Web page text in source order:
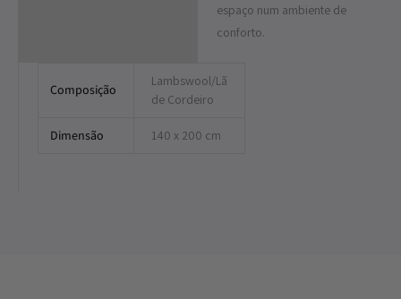
espaço num ambiente de
conforto.
Composição
Lambswool/Lã
de Cordeiro
Dimensão 140 x 200 cm